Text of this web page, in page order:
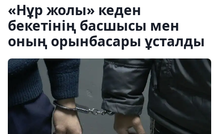
«Нұр жолы» кеден
бекетінің басшысы мен
оның орынбасары ұсталды